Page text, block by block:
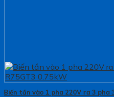
Biến tần vào 1 pha 220V ra 3 pha